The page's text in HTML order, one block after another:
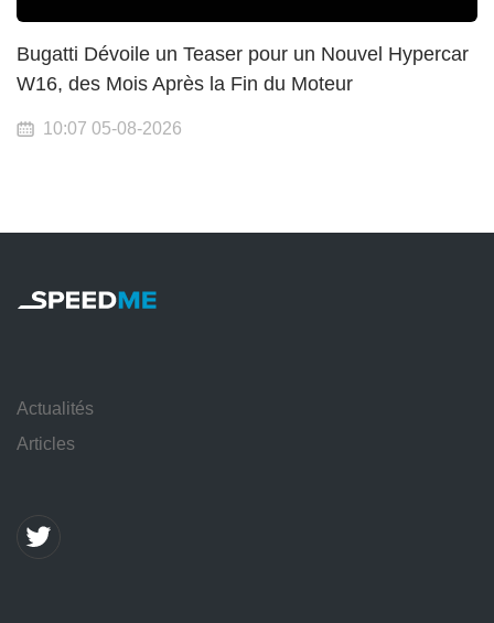
Bugatti Dévoile un Teaser pour un Nouvel Hypercar
W16, des Mois Après la Fin du Moteur
10:07 05-08-2026
Actualités
Articles